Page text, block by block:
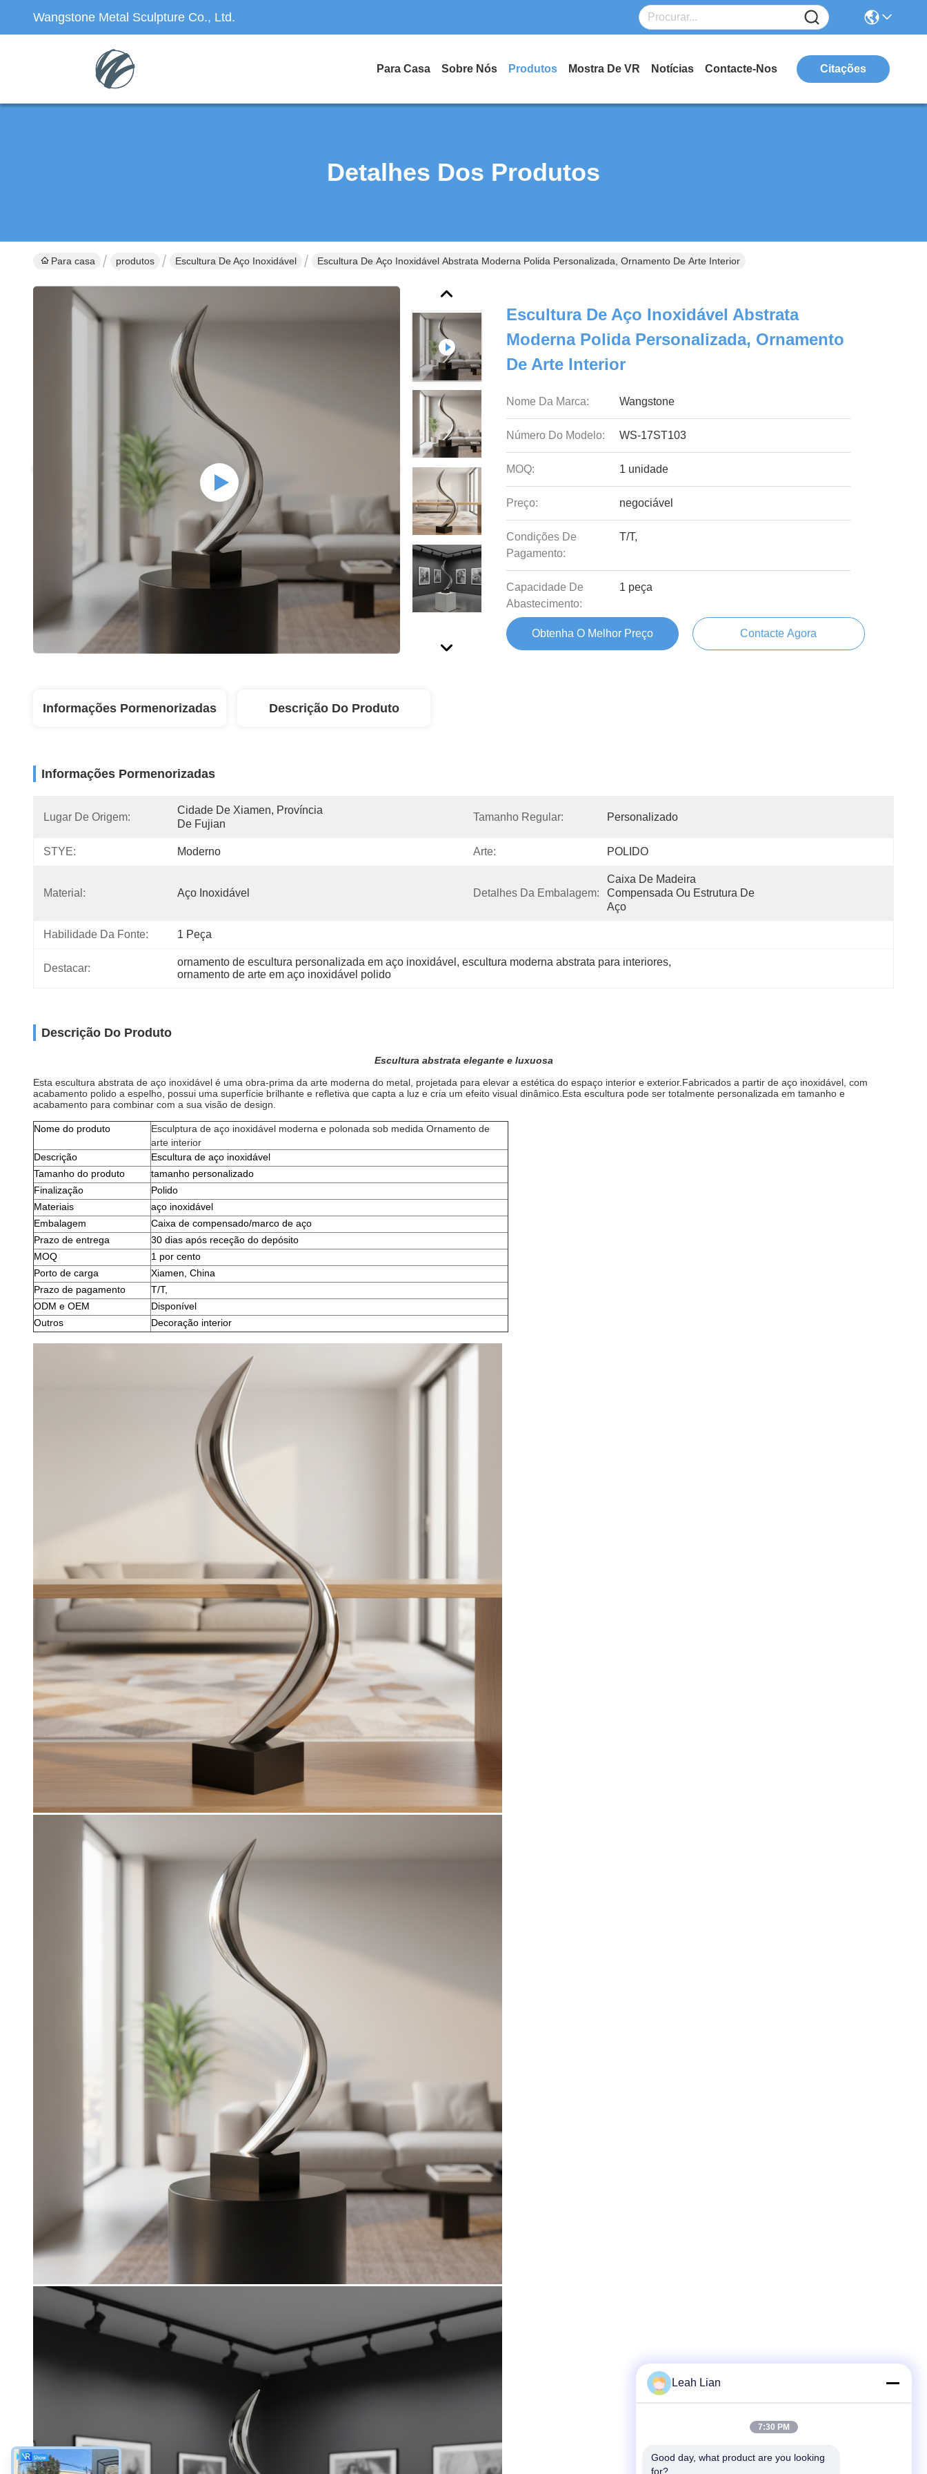
Wangstone Metal Sculpture Co., Ltd.
Para Casa Sobre Nós Produtos Mostra De VR Notícias Contacte-Nos Citações
Detalhes Dos Produtos
Para casa produtos Escultura De Aço Inoxidável Escultura De Aço Inoxidável Abstrata Moderna Polida Personalizada, Ornamento De Arte Interior
Escultura De Aço Inoxidável Abstrata
Moderna Polida Personalizada, Ornamento
De Arte Interior
Nome Da Marca: Wangstone
Número Do Modelo: WS-17ST103
MOQ: 1 unidade
Preço: negociável
Condições De
Pagamento:
T/T,
Capacidade De
Abastecimento:
1 peça
Obtenha O Melhor Preço Contacte Agora
Informações Pormenorizadas Descrição Do Produto
Informações Pormenorizadas
Lugar De Origem:
Cidade De Xiamen, Província
De Fujian
Tamanho Regular: Personalizado
STYE: Moderno Arte: POLIDO
Material: Aço Inoxidável Detalhes Da Embalagem:
Caixa De Madeira
Compensada Ou Estrutura De
Aço
Habilidade Da Fonte: 1 Peça
Destacar:
ornamento de escultura personalizada em aço inoxidável , escultura moderna abstrata para interiores,
ornamento de arte em aço inoxidável polido
Descrição Do Produto
Escultura abstrata elegante e luxuosa
Esta escultura abstrata de aço inoxidável é uma obra-prima da arte moderna do metal, projetada para elevar a estética do espaço interior e exterior.Fabricados a partir de aço inoxidável, com
acabamento polido a espelho, possui uma superfície brilhante e refletiva que capta a luz e cria um efeito visual dinâmico.Esta escultura pode ser totalmente personalizada em tamanho e
acabamento para combinar com a sua visão de design.
Nome do produto
Esculptura de aço inoxidável moderna e polonada sob medida Ornamento de
arte interior
Descrição
Escultura de aço inoxidável
Tamanho do produto
tamanho personalizado
Finalização
Polido
Materiais
aço inoxidável
Embalagem
Caixa de compensado/marco de aço
Prazo de entrega
30 dias após receção do depósito
MOQ
1 por cento
Porto de carga
Xiamen, China
Prazo de pagamento
T/T,
ODM e OEM
Disponível
Outros
Decoração interior
Leah Lian
7:30 PM
Good day, what product are you looking
for?